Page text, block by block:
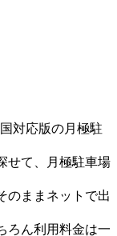
対応版の月極駐
せて、月極駐車場
のままネットで出
ろん利用料金は一